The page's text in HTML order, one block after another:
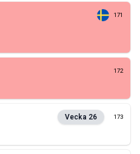
171
172
Vecka 26 173